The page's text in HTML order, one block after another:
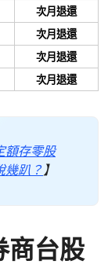
次月退還
次月退還
次月退還
次月退還
額存零股
幾趴？ 】
台股